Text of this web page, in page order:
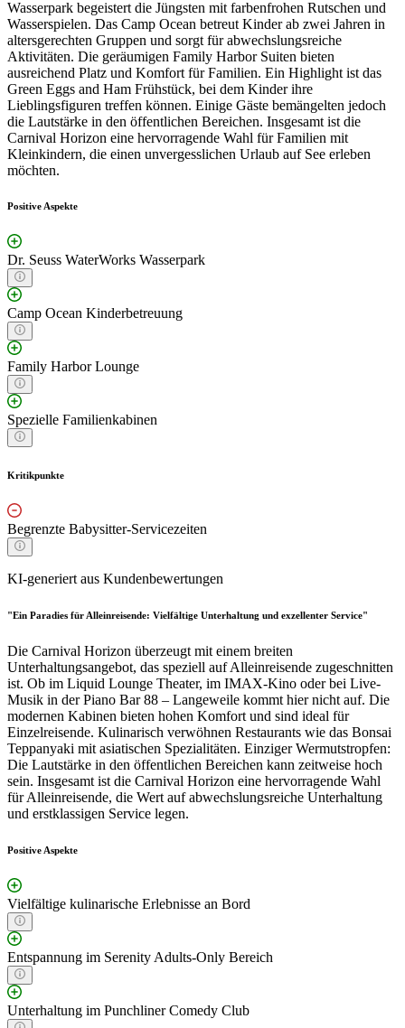
Wasserpark begeistert die Jüngsten mit farbenfrohen Rutschen und
Wasserspielen. Das Camp Ocean betreut Kinder ab zwei Jahren in
altersgerechten Gruppen und sorgt für abwechslungsreiche
Aktivitäten. Die geräumigen Family Harbor Suiten bieten
ausreichend Platz und Komfort für Familien. Ein Highlight ist das
Green Eggs and Ham Frühstück, bei dem Kinder ihre
Lieblingsfiguren treffen können. Einige Gäste bemängelten jedoch
die Lautstärke in den öffentlichen Bereichen. Insgesamt ist die
Carnival Horizon eine hervorragende Wahl für Familien mit
Kleinkindern, die einen unvergesslichen Urlaub auf See erleben
möchten.
Positive Aspekte
Dr. Seuss WaterWorks Wasserpark
Camp Ocean Kinderbetreuung
Family Harbor Lounge
Spezielle Familienkabinen
Kritikpunkte
Begrenzte Babysitter-Servicezeiten
KI-generiert aus Kundenbewertungen
"Ein Paradies für Alleinreisende: Vielfältige Unterhaltung und exzellenter Service"
Die Carnival Horizon überzeugt mit einem breiten
Unterhaltungsangebot, das speziell auf Alleinreisende zugeschnitten
ist. Ob im Liquid Lounge Theater, im IMAX-Kino oder bei Live-
Musik in der Piano Bar 88 – Langeweile kommt hier nicht auf. Die
modernen Kabinen bieten hohen Komfort und sind ideal für
Einzelreisende. Kulinarisch verwöhnen Restaurants wie das Bonsai
Teppanyaki mit asiatischen Spezialitäten. Einziger Wermutstropfen:
Die Lautstärke in den öffentlichen Bereichen kann zeitweise hoch
sein. Insgesamt ist die Carnival Horizon eine hervorragende Wahl
für Alleinreisende, die Wert auf abwechslungsreiche Unterhaltung
und erstklassigen Service legen.
Positive Aspekte
Vielfältige kulinarische Erlebnisse an Bord
Entspannung im Serenity Adults-Only Bereich
Unterhaltung im Punchliner Comedy Club